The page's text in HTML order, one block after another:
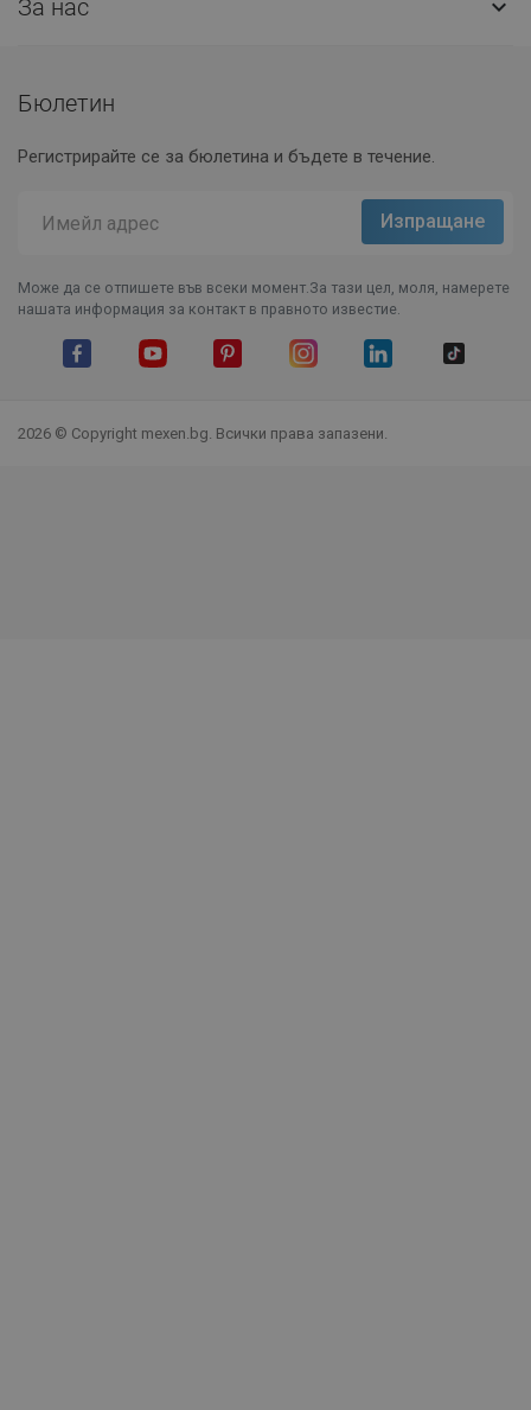
За нас 
Бюлетин
Регистрирайте се за бюлетина и бъдете в течение.
Може да се отпишете във всеки момент.За тази цел, моля, намерете
нашата информация за контакт в правното известие.
2026 © Copyright mexen.bg. Всички права запазени.